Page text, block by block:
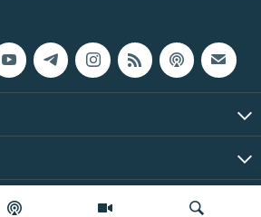
2026 RFE/RL, Inc. | Все права защищены.